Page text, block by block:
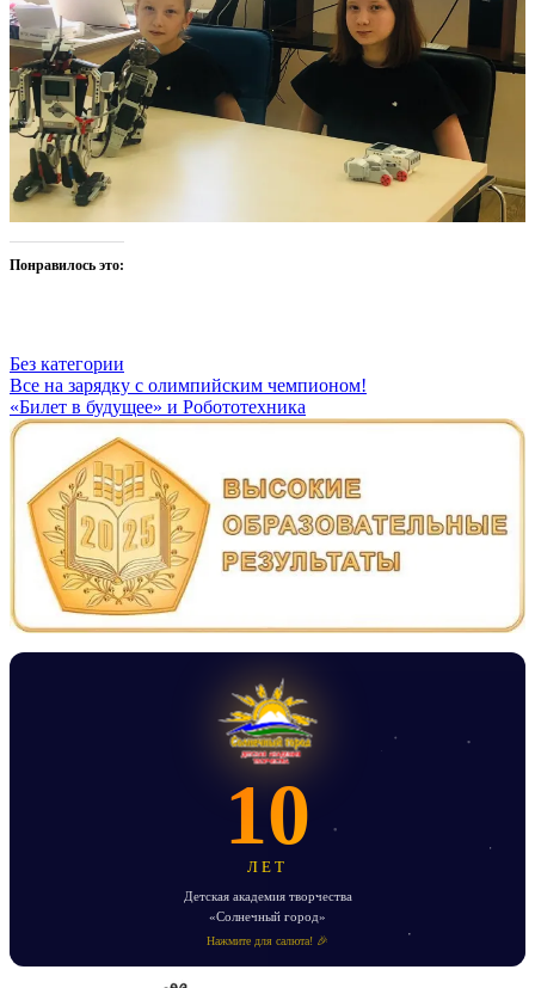
Понравилось это:
Без категории
Навигация
по
записям
Все на зарядку с олимпийским чемпионом!
«Билет в будущее» и Робототехника
10
ЛЕТ
Детская академия творчества
«Солнечный город»
Нажмите для салюта! 🎉